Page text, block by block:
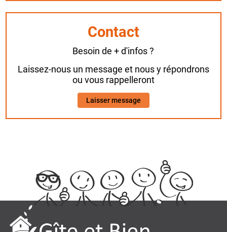
Contact
Besoin de + d'infos ?
Laissez-nous un message et nous y répondrons
ou vous rappelleront
Laisser message